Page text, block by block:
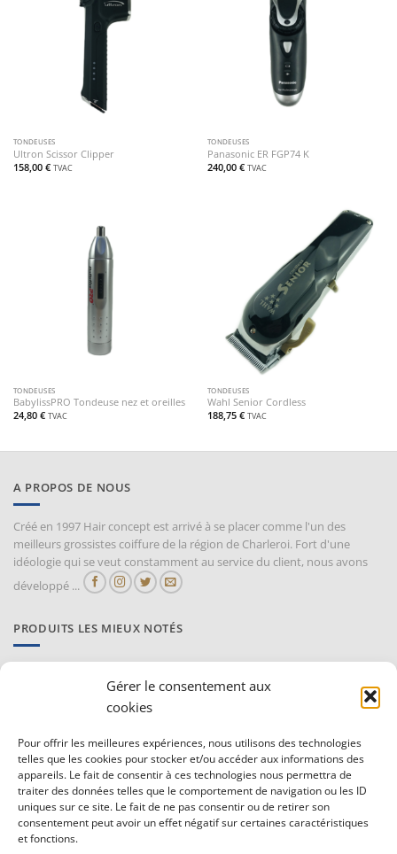
Gérer le consentement aux
cookies
Pour offrir les meilleures expériences, nous utilisons des technologies
telles que les cookies pour stocker et/ou accéder aux informations des
appareils. Le fait de consentir à ces technologies nous permettra de
traiter des données telles que le comportement de navigation ou les ID
uniques sur ce site. Le fait de ne pas consentir ou de retirer son
consentement peut avoir un effet négatif sur certaines caractéristiques
et fonctions.
TONDEUSES
Ultron Scissor Clipper
158,00 € TVAC
TONDEUSES
Panasonic ER FGP74 K
240,00 € TVAC
TONDEUSES
BabylissPRO Tondeuse nez et oreilles
24,80 € TVAC
TONDEUSES
Wahl Senior Cordless
188,75 € TVAC
A PROPOS DE NOUS
Créé en 1997 Hair concept est arrivé à se placer comme l'un des
meilleurs grossistes coiffure de la région de Charleroi. Fort d'une
idéologie qui se veut constamment au service du client, nous avons
développé ...
PRODUITS LES MIEUX NOTÉS
10,30€ TVAC
Barburys Bloc d'alun 75 gr
7,20€ TVAC
CONDITIONS GÉNÉRALE DE VENTE ET VIE PRIVÉE